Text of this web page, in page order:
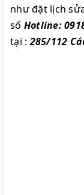
như đặt lịch
số Hotline:
tại :285/112